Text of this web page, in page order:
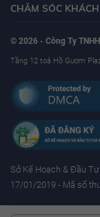
CHĂM SÓC
© 2026 - Công Ty
Tầng 12 toà Hồ Gươm
Sở Kế Hoạch & Ðầu
17/01/2019 - Mã số